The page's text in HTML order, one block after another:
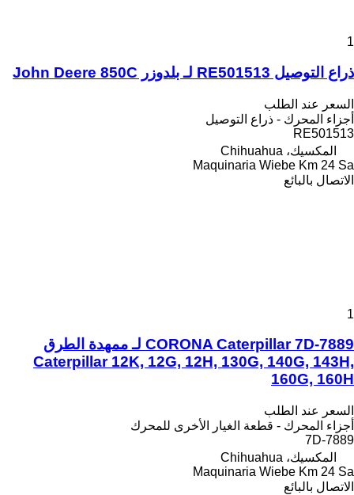
1
ذراع التوصيل RE501513 لـ بلدوزر John Deere 850C
السعر عند الطلب
أجزاء المحرك - ذراع التوصيل
RE501513
المكسيك، Chihuahua
Maquinaria Wiebe Km 24 Sa
الاتصال بالبائع
1
CORONA Caterpillar 7D-7889 لـ ممهدة الطرق
Caterpillar 12K, 12G, 12H, 130G, 140G, 143H,
160G, 160H
السعر عند الطلب
أجزاء المحرك - قطعة الغيار الأخرى للمحرك
7D-7889
المكسيك، Chihuahua
Maquinaria Wiebe Km 24 Sa
الاتصال بالبائع